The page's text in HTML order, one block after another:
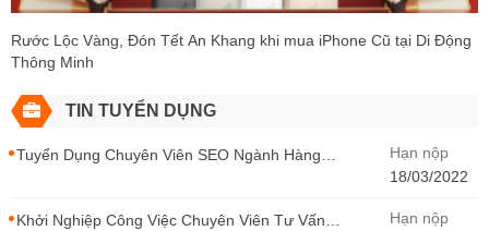
Rước Lộc Vàng, Đón Tết An Khang khi mua iPhone Cũ tại Di Động
Thông Minh
TIN TUYỂN DỤNG
Tuyển Dụng Chuyên Viên SEO Ngành Hàng
Hạn nộp
18/03/2022
Khởi Nghiệp Công Việc Chuyên Viên Tư Vấn
Hạn nộp